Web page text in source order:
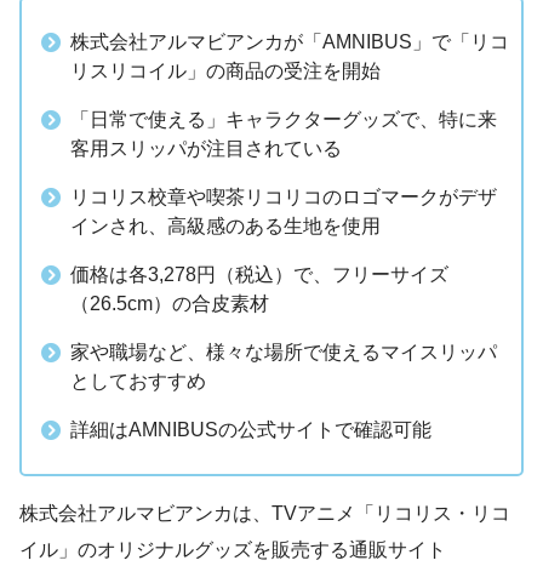
株式会社アルマビアンカが「AMNIBUS」で「リコ
リスリコイル」の商品の受注を開始
「日常で使える」キャラクターグッズで、特に来
客用スリッパが注目されている
リコリス校章や喫茶リコリコのロゴマークがデザ
インされ、高級感のある生地を使用
価格は各3,278円（税込）で、フリーサイズ
（26.5cm）の合皮素材
家や職場など、様々な場所で使えるマイスリッパ
としておすすめ
詳細はAMNIBUSの公式サイトで確認可能
株式会社アルマビアンカは、TVアニメ「リコリス・リコ
イル」のオリジナルグッズを販売する通販サイト